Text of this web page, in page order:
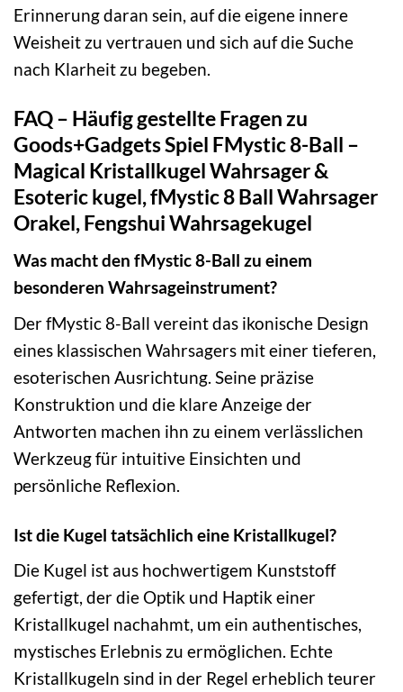
Erinnerung daran sein, auf die eigene innere
Weisheit zu vertrauen und sich auf die Suche
nach Klarheit zu begeben.
FAQ – Häufig gestellte Fragen zu
Goods+Gadgets Spiel FMystic 8-Ball –
Magical Kristallkugel Wahrsager &
Esoteric kugel, fMystic 8 Ball Wahrsager
Orakel, Fengshui Wahrsagekugel
Was macht den fMystic 8-Ball zu einem
besonderen Wahrsageinstrument?
Der fMystic 8-Ball vereint das ikonische Design
eines klassischen Wahrsagers mit einer tieferen,
esoterischen Ausrichtung. Seine präzise
Konstruktion und die klare Anzeige der
Antworten machen ihn zu einem verlässlichen
Werkzeug für intuitive Einsichten und
persönliche Reflexion.
Ist die Kugel tatsächlich eine Kristallkugel?
Die Kugel ist aus hochwertigem Kunststoff
gefertigt, der die Optik und Haptik einer
Kristallkugel nachahmt, um ein authentisches,
mystisches Erlebnis zu ermöglichen. Echte
Kristallkugeln sind in der Regel erheblich teurer